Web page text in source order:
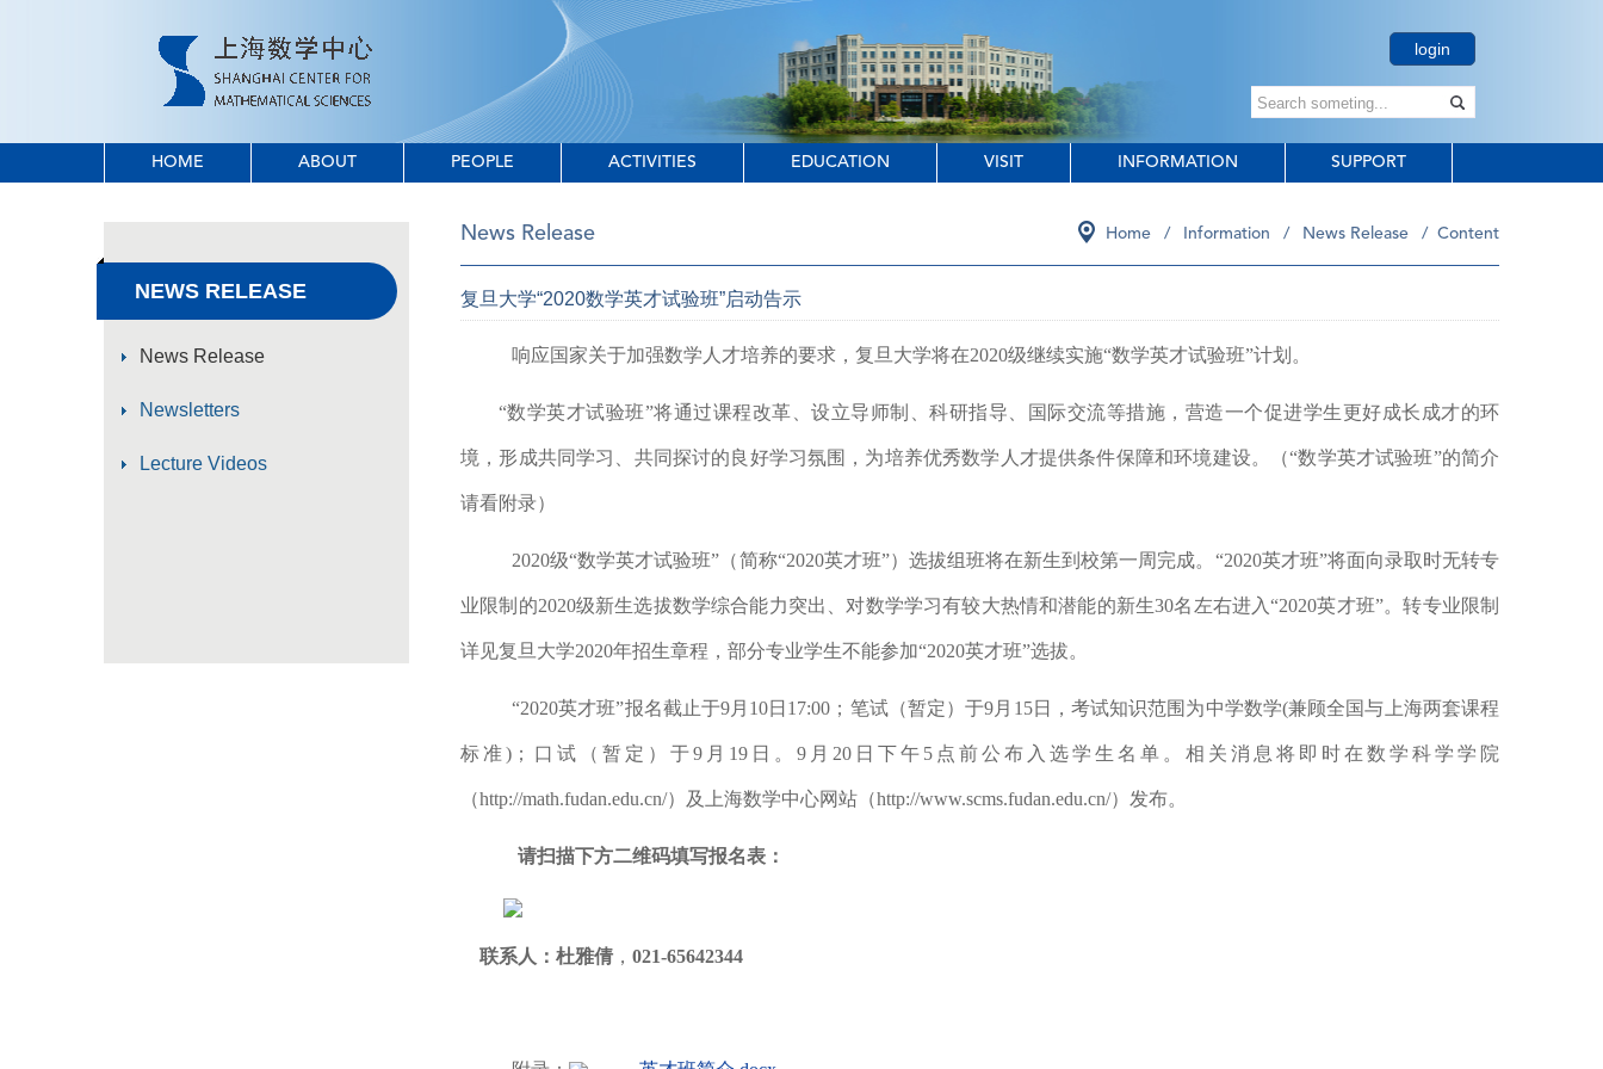
login
HOME ABOUT PEOPLE ACTIVITIES EDUCATION VISIT INFORMATION SUPPORT
NEWS RELEASE
News Release
Newsletters
Lecture Videos
News Release Home / Information / News Release / Content
复旦大学“2020数学英才试验班”启动告示
响应国家关于加强数学人才培养的要求，复旦大学将在2020级继续实施“数学英才试验班”计划。
“数学英才试验班”将通过课程改革、设立导师制、科研指导、国际交流等措施，营造一个促进学生更好成长成才的环
境，形成共同学习、共同探讨的良好学习氛围，为培养优秀数学人才提供条件保障和环境建设。（“数学英才试验班”的简介
请看附录）
2020级“数学英才试验班” （简称“2020英才班”）选拔组班将在新生到校第一周完成。“2020英才班”将面向录取时无转专
业限制的2020级新生选拔数学综合能力突出、对数学学习有较大热情和潜能的新生30名左右进入“2020英才班”。转专业限制
详见复旦大学2020年招生章程，部分专业学生不能参加“2020英才班”选拔。
“2020英才班”报名截止于9月 10日 17:00 ；笔试（暂定）于9月 15日 ， 考试知识范围为中学数学(兼顾全国与上海两套课程
标准) ；口试（暂定）于9 月 19 日。 9 月 20 日下午 5 点前公布入选学生名单。相关消息将即时在数学科学学院
（http://math.fudan.edu.cn/）及上海数学中心网站（http://www.scms.fudan.edu.cn/）发布。
请扫描下方二维码填写报名表：
联系人：杜雅倩 ， 021-65642344